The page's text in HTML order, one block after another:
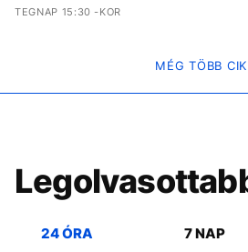
TEGNAP 15:30 -KOR
MÉG TÖBB
24 ÓRA 7 NAP